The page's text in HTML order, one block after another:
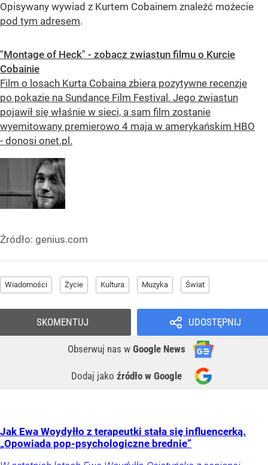
Opisywany wywiad z Kurtem Cobainem znaleźć możecie
pod tym adresem.
"Montage of Heck" - zobacz zwiastun filmu o Kurcie
Cobainie
Film o losach Kurta Cobaina zbiera pozytywne recenzje
po pokazie na Sundance Film Festival. Jego zwiastun
pojawił się właśnie w sieci, a sam film zostanie
wyemitowany premierowo 4 maja w amerykańskim HBO
- donosi onet.pl.
Źródło: genius.com
Wiadomości Życie Kultura Muzyka Świat
UDOSTĘPNIJ
Obserwuj nas w Google News
Dodaj jako źródło w Google
SKOMENTUJ
Jak Ewa Woydyłło z terapeutki stała się influencerką.
„Opowiada pop-psychologiczne brednie”